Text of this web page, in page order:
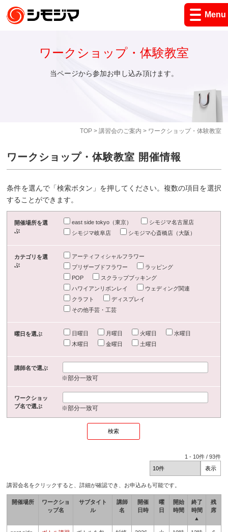
Menu
TOP> 講習会のご案内 > ワークショップ・体験教室
ワークショップ・体験教室
当ページから参加お申し込み頂けます。
ワークショップ・体験教室 開催情報
条件を選んで「検索ボタン」を押してください。複数の項目を選択
することができます。
開催場所を選
ぶ
east side tokyo（東京）
シモジマ名古屋店
シモジマ岐阜店
シモジマ心斎橋店（大阪）
カテゴリを選
ぶ
アーティフィシャルフラワー
プリザーブドフラワー
ラッピング
POP
スクラップブッキング
ハワイアンリボンレイ
ウェディング関連
クラフト
ディスプレイ
その他手芸・工芸
曜日を選ぶ 日曜日 月曜日 火曜日
水曜日
木曜日
金曜日 土曜日
講師名で選ぶ
※部分一致可
ワークショッ
プ名で選ぶ
※部分一致可
1 - 10件 /93件
講習会名をクリックすると、詳細が確認でき、お申込みも可能です。
開催場所
ワークショ
ップ名
サブタイト
ル
講師
名
開催
日時
曜
日
開始
時間
終了
時間
▲
残
席